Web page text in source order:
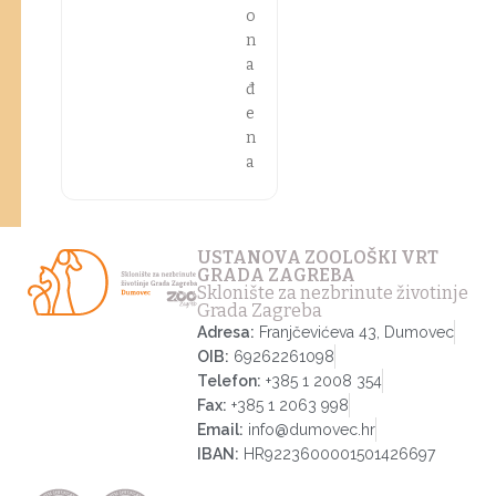
o
n
a
đ
e
n
a
USTANOVA ZOOLOŠKI VRT
GRADA ZAGREBA
Sklonište za nezbrinute životinje
Grada Zagreba
Adresa: Franjčevićeva 43, Dumovec
OIB: 69262261098
Telefon: +385 1 2008 354
Fax: +385 1 2063 998
Email: info@dumovec.hr
IBAN: HR9223600001501426697